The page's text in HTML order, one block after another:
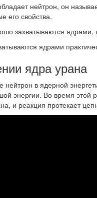
нейтрон, он
его свойства.
захватываются
ядрами
ядра урана
нейтрон в ядерной
энергии. Во время этой
и реакция протекает